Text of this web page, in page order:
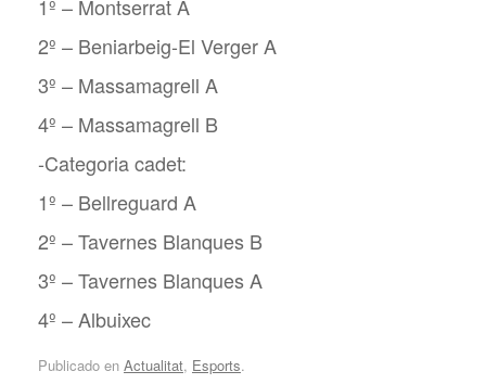
1º – Montserrat A
2º – Beniarbeig-El Verger A
3º – Massamagrell A
4º – Massamagrell B
-Categoria cadet:
1º – Bellreguard A
2º – Tavernes Blanques B
3º – Tavernes Blanques A
4º – Albuixec
Publicado en Actualitat, Esports.